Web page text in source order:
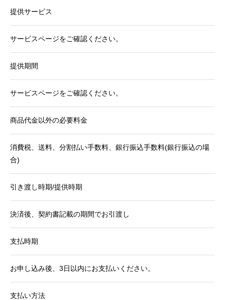
提供サービス
サービスページをご確認ください。
提供期間
サービスページをご確認ください。
商品代金以外の必要料金
消費税、送料、分割払い手数料、銀行振込手数料(銀行振込の場
合)
引き渡し時期/提供時期
決済後、契約書記載の期間でお引渡し
支払時期
お申し込み後、3日以内にお支払いください。
支払い方法